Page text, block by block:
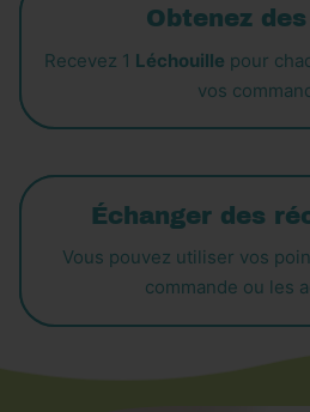
Obtenez
Recevez 1 Léchouille pour
vos
Échanger des
Vous pouvez utiliser vos
commande ou les